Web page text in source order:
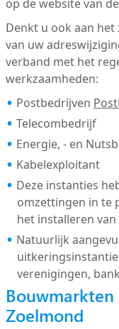
op de website van
Denkt u ook aan
van uw
verband met het
werkzaamheden:
Postbedrijven
Telecombedrijf
Energie, - en
Kabelexploitant
Deze instanties
omzettingen in te
het installeren
Natuurlijk
verenigingen,
Zoelmond